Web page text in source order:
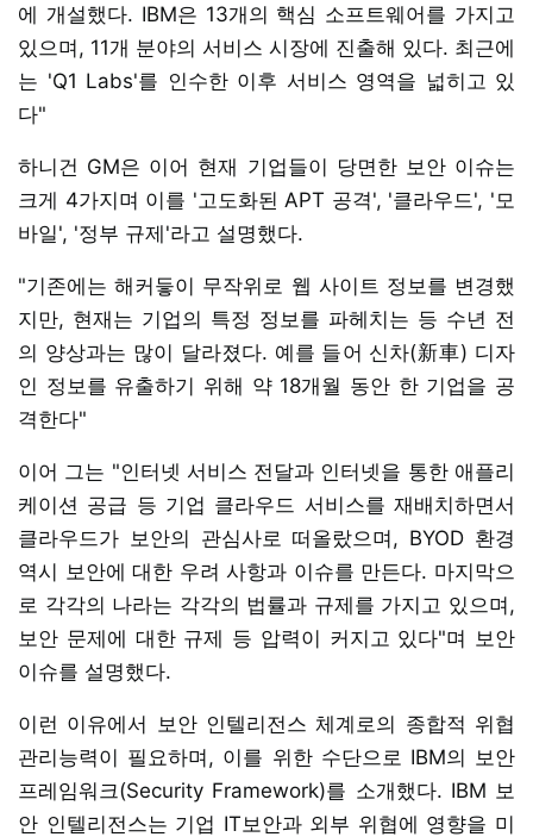
에 개설했다. IBM은 13개의 핵심 소프트웨어를 가지고
있으며, 11개 분야의 서비스 시장에 진출해 있다. 최근에
는 'Q1 Labs'를 인수한 이후 서비스 영역을 넓히고 있
다"
하니건 GM은 이어 현재 기업들이 당면한 보안 이슈는
크게 4가지며 이를 '고도화된 APT 공격', '클라우드', '모
바일', '정부 규제'라고 설명했다.
"기존에는 해커듷이 무작위로 웹 사이트 정보를 변경했
지만, 현재는 기업의 특정 정보를 파헤치는 등 수년 전
의 양상과는 많이 달라졌다. 예를 들어 신차(新車) 디자
인 정보를 유출하기 위해 약 18개월 동안 한 기업을 공
격한다"
이어 그는 "인터넷 서비스 전달과 인터넷을 통한 애플리
케이션 공급 등 기업 클라우드 서비스를 재배치하면서
클라우드가 보안의 관심사로 떠올랐으며, BYOD 환경
역시 보안에 대한 우려 사항과 이슈를 만든다. 마지막으
로 각각의 나라는 각각의 법률과 규제를 가지고 있으며,
보안 문제에 대한 규제 등 압력이 커지고 있다"며 보안
이슈를 설명했다.
이런 이유에서 보안 인텔리전스 체계로의 종합적 위협
관리능력이 필요하며, 이를 위한 수단으로 IBM의 보안
프레임워크(Security Framework)를 소개했다. IBM 보
안 인텔리전스는 기업 IT보안과 외부 위협에 영향을 미